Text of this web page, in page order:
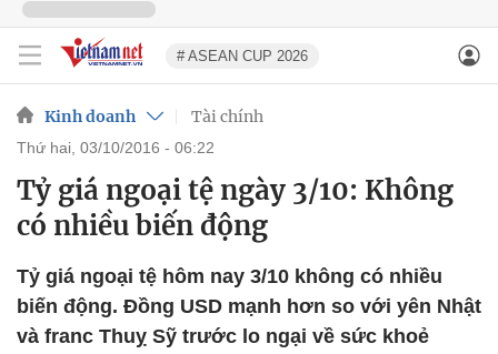
# ASEAN CUP 2026
Kinh doanh Tài chính
thứ hai, 03/10/2016 - 06:22
Tỷ giá ngoại tệ ngày 3/10: Không
có nhiều biến động
Tỷ giá ngoại tệ hôm nay 3/10 không có nhiều
biến động. Đồng USD mạnh hơn so với yên Nhật
và franc Thuỵ Sỹ trước lo ngại về sức khoẻ